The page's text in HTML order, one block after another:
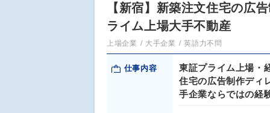
【新宿】新築注文住宅の広
ライム上場大手不動産
上場企業 大手企業 英語力不問
仕事内容
東証プライム上場・
住宅の広告制作ディ
手企業ならではの経